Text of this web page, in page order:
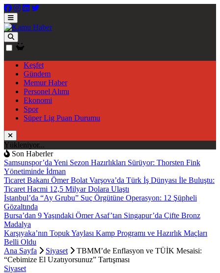
Keşfet
Gündem
Memur Haber
Personel Alımı
Ekonomi
Spor
Süper Lig Puan Durumu
Yükleniyor...
Son Haberler
Samsunspor’da Yeni Sezon Hazırlıkları Sürüyor: Thorsten Fink
Yönetiminde İdman
Ticaret Bakanı Ömer Bolat Varşova’da Türk İş Dünyası İle Buluştu:
Ticaret Hacmi 12,5 Milyar Dolara Ulaştı
İstanbul’da “Ay Grubu” Suç Örgütüne Operasyon: 12 Şüpheli
Gözaltında
Bursa’dan 9 Yaşındaki Ömer Asaf’tan Singapur’da Çifte Bronz
Madalya
Karşıyaka’nın Topuk Yaylası Kamp Programı ve Hazırlık Maçları
Belli Oldu
Ana Sayfa
Siyaset
TBMM’de Enflasyon ve TÜİK Mesaisi:
“Cebimize El Uzatıyorsunuz” Tartışması
Siyaset